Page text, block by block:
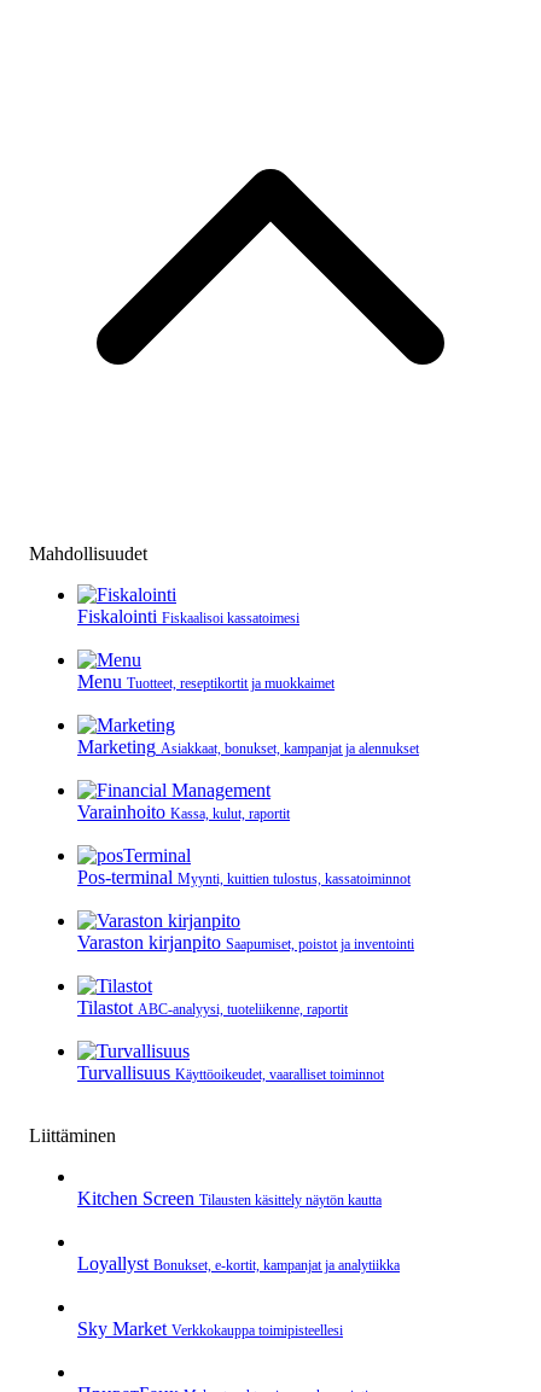
Mahdollisuudet
Fiskalointi Fiskaalisoi kassatoimesi
Menu Tuotteet, reseptikortit ja muokkaimet
Marketing Asiakkaat, bonukset, kampanjat ja alennukset
Varainhoito Kassa, kulut, raportit
Pos-terminal Myynti, kuittien tulostus, kassatoiminnot
Varaston kirjanpito Saapumiset, poistot ja inventointi
Tilastot ABC-analyysi, tuoteliikenne, raportit
Turvallisuus Käyttöoikeudet, vaaralliset toiminnot
Liittäminen
Kitchen Screen Tilausten käsittely näytön kautta
Loyallyst Bonukset, e‑kortit, kampanjat ja analytiikka
Sky Market Verkkokauppa toimipisteellesi